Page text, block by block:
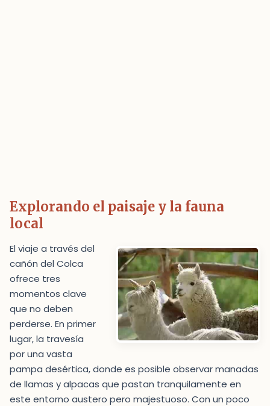
Explorando el paisaje y la fauna
local
El viaje a través del
cañón del Colca
ofrece tres
momentos clave
que no deben
perderse. En primer
lugar, la travesía
por una vasta
pampa desértica, donde es posible observar manadas
de llamas y alpacas que pastan tranquilamente en
este entorno austero pero majestuoso. Con un poco